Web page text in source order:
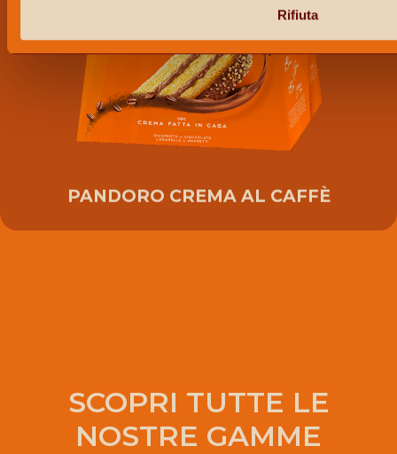
Rifiuta
PANDORO CREMA AL CAFFÈ
SCOPRI TUTTE LE
NOSTRE GAMME